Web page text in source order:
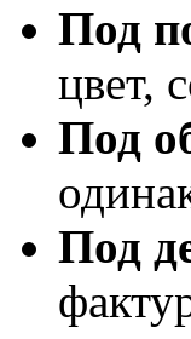
Под
цвет,
Под
Под